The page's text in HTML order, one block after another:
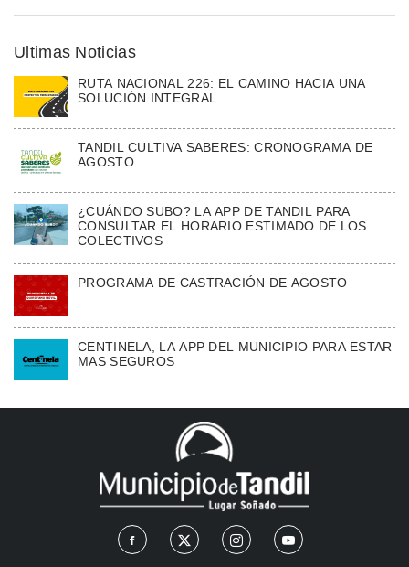
Ultimas Noticias
RUTA NACIONAL 226: EL CAMINO HACIA UNA
SOLUCIÓN INTEGRAL
TANDIL CULTIVA SABERES: CRONOGRAMA DE
AGOSTO
¿CUÁNDO SUBO? LA APP DE TANDIL PARA
CONSULTAR EL HORARIO ESTIMADO DE LOS
COLECTIVOS
PROGRAMA DE CASTRACIÓN DE AGOSTO
CENTINELA, LA APP DEL MUNICIPIO PARA ESTAR
MAS SEGUROS